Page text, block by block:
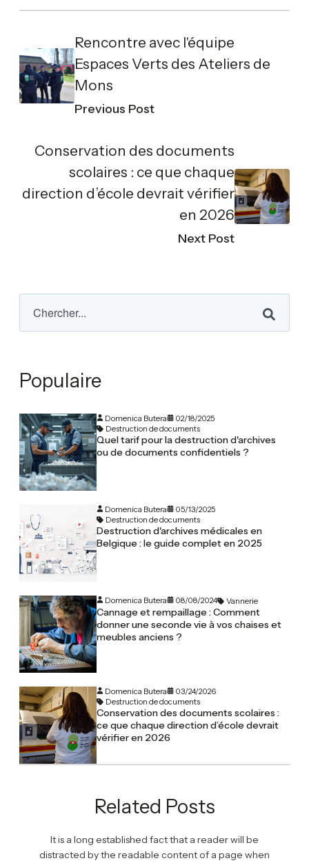
Rencontre avec l'équipe
Espaces Verts des Ateliers de
Mons
Previous Post
Conservation des documents
scolaires : ce que chaque
direction d’école devrait vérifier
en 2026
Next Post
Populaire
Domenica Butera
02/18/2025
Destruction de documents
Quel tarif pour la destruction d'archives
ou de documents confidentiels ?
Domenica Butera
05/13/2025
Destruction de documents
Destruction d'archives médicales en
Belgique : le guide complet en 2025
Domenica Butera 08/08/2024 Vannerie
Cannage et rempaillage : Comment
donner une seconde vie à vos chaises et
meubles anciens ?
Domenica Butera
03/24/2026
Destruction de documents
Conservation des documents scolaires :
ce que chaque direction d’école devrait
vérifier en 2026
Related Posts
It is a long established fact that a reader will be
distracted by the readable content of a page when